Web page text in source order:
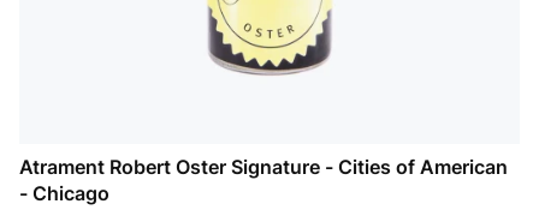
Atrament Robert Oster Signature - Cities of American
- Chicago